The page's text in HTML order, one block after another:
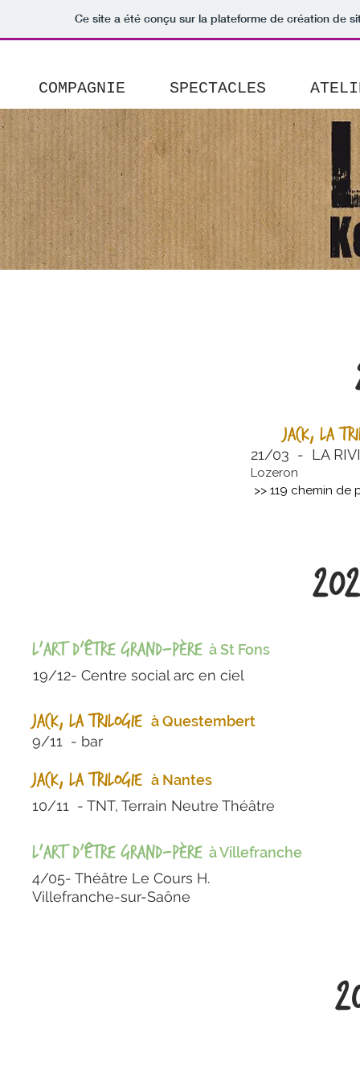
Ce site a été conçu sur la plateforme de création de
COMPAGNIE SPECTACLES
Jack, la
21/03 - LA
Lozeron
>> 119 chemin de
L'art d'être grand-père à St Fons
19/12- Centre social arc en ciel
Jack, la trilogie à Questembert
9/11 - bar
Jack, la trilogie à Nantes
10/11 - TNT, Terrain Neutre Théâtre
L'art d'être grand-père à Villefranche
4/05- Théâtre Le Cours H.
Villefranche-sur-Saône